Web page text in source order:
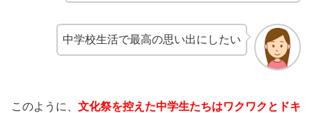
中学校生活で最高の思い出にしたい
このように、 文化祭を控えた中学生たちはワクワクとドキ